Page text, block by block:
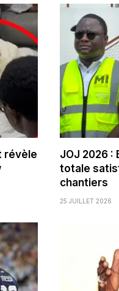
révèle
JOJ 2026 :
totale
chantiers
25 JUILLET 2026